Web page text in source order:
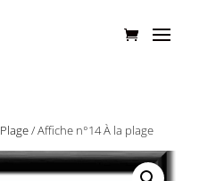
Plage/ Affiche n°14 À la plage